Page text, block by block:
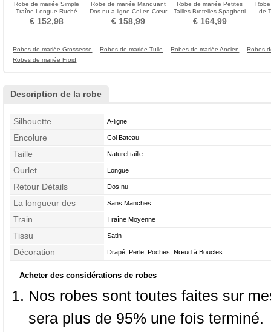
Robe de mariée Simple
Traîne Longue Ruché
Laçage Rectangulaire
€ 152,98
Robe de mariée Manquant
Dos nu a ligne Col en Cœur
Naturel taille
€ 158,99
Robe de mariée Petites
Tailles Bretelles Spaghetti
Gaze Mancheron
€ 164,99
de
Robes de mariée Grossesse Robes de mariée Tulle Robes de mariée Ancien
Robes
Robes de mariée Froid
Description de la robe
Silhouette A-ligne
Encolure Col Bateau
Taille Naturel taille
Ourlet Longue
Retour Détails Dos nu
La longueur des
manches
Sans Manches
Train Traîne Moyenne
Tissu Satin
Décoration Drapé, Perle, Poches, Nœud à Boucles
Acheter des considérations de robes
Nos robes sont toutes faites sur
sera plus de 95% une fois terminé.